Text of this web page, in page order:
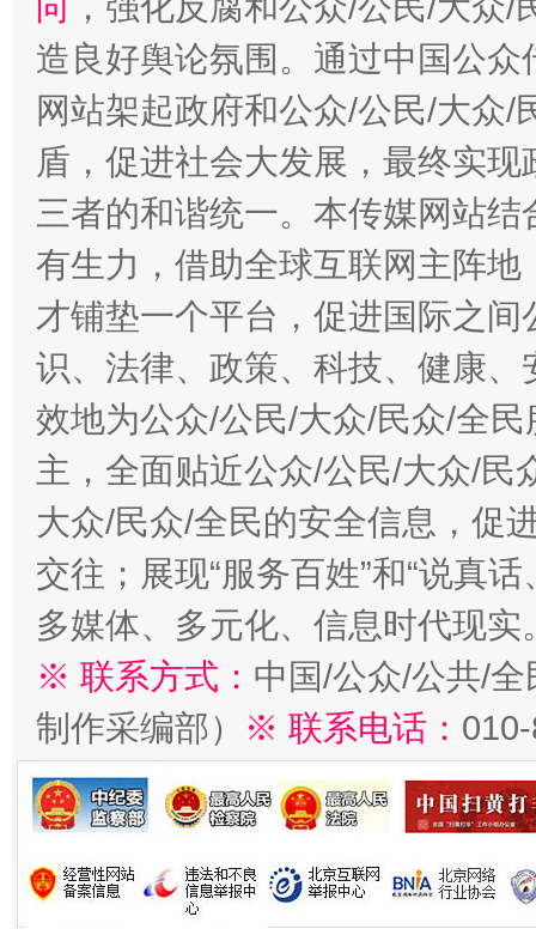
造良好舆论氛围。通过中国公
网站架起政府和公众/公民/大众
盾，促进社会大发展，最终实
三者的和谐统一。本传媒网站
有生力，借助全球互联网主阵
才铺垫一个平台，促进国际之
识、法律、政策、科技、健康
效地为公众/公民/大众/民众/全
主，全面贴近公众/公民/大众/民
大众/民众/全民的安全信息，促
交往；展现“服务百姓”和“说真
多媒体、多元化、信息时代现实
※ 联系方式： 中国/公众/公共/
制作采编部）
※ 联系电话：